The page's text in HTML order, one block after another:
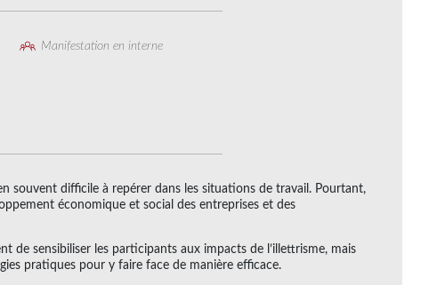
Manifestation en interne
souvent difficile à repérer dans les situations de travail. Pourtant,
économique et social des entreprises et des
de sensibiliser les participants aux impacts de l’illettrisme, mais
pratiques pour y faire face de manière efficace.